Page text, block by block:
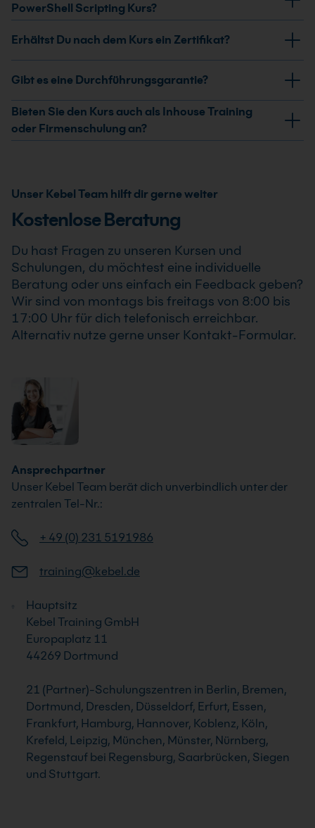
Einstellungen und Fernabfragen.
PowerShell-Klassen aufzurufen, C#-Code mit Add-
Type einzubinden und eigene Klassen in PowerShell zu
programmieren.
PowerShell Scripting Kurs?
Präsenzseminar in IT-Schulungszentren sowie als
maßgeschneiderte Firmen- oder Inhouse-Schulung für
Teams angeboten.
Erhältst Du nach dem Kurs ein Zertifikat?
Ja, nach erfolgreicher Teilnahme am PowerShell Kurs
Scripting für Experten erhältst Du ein
Teilnahmezertifikat. Dieses bestätigt Deine erweiterten
Kenntnisse im professionellen Einsatz von PowerShell
Kurs Scripting für Experten .
Gibt es eine Durchführungsgarantie?
Ja, wir garantieren die Durchführung aller von uns
bestätigten Termine. Der PowerShell Kurs Scripting für
Experten findet auch bereits ab einem Teilnehmer
Bieten Sie den Kurs auch als Inhouse Training
oder Firmenschulung an?
Firmenschulung durchgeführt werden. Inhalte,
Prozesse und Schwerpunkte passen wir individuell an
Unser Kebel Team hilft dir gerne weiter
Kostenlose Beratung
Du hast Fragen zu unseren Kursen und
Schulungen, du möchtest eine individuelle
Beratung oder uns einfach ein Feedback geben?
Wir sind von montags bis freitags von 8:00 bis
17:00 Uhr für dich telefonisch erreichbar.
Alternativ nutze gerne unser Kontakt-Formular.
Ansprechpartner
Unser Kebel Team berät dich unverbindlich unter der
zentralen Tel-Nr.:
+ 49 (0) 231 5191986
training@kebel.de
Hauptsitz
Kebel Training GmbH
Europaplatz 11
44269 Dortmund
21 (Partner)-Schulungszentren in Berlin, Bremen,
Dortmund, Dresden, Düsseldorf, Erfurt, Essen,
Frankfurt, Hamburg, Hannover, Koblenz, Köln,
Krefeld, Leipzig, München, Münster, Nürnberg,
Regenstauf bei Regensburg, Saarbrücken, Siegen
und Stuttgart.